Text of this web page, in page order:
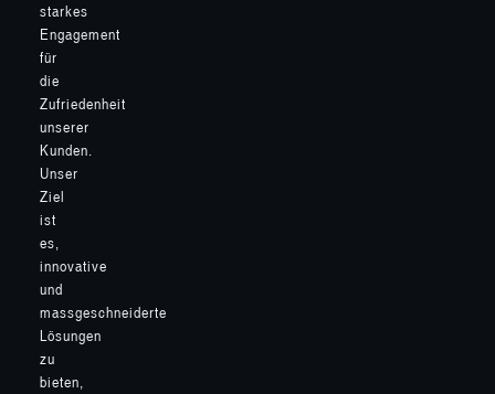
starkes
Engagement
für
die
Zufriedenheit
unserer
Kunden.
Unser
Ziel
ist
es,
innovative
und
massgeschneiderte
Lösungen
zu
bieten,